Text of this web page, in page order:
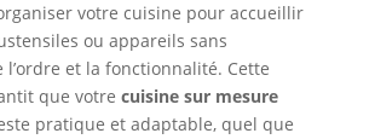
votre cuisine pour accueillir
ou appareils sans
et la fonctionnalité. Cette
que votre cuisine sur mesure
pratique et adaptable, quel que